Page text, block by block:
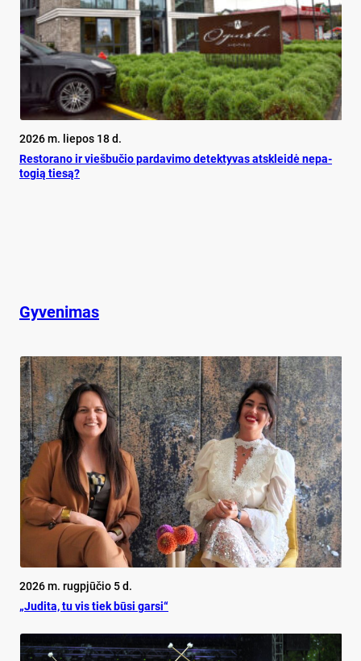
2026 m. liepos 18 d.
Res­to­ra­no ir vieš­bu­čio par­da­vi­mo de­tek­ty­vas at­sklei­dė ne­pa­
to­gią tie­są?
Gyvenimas
2026 m. rugpjūčio 5 d.
„Judita, tu vis tiek būsi garsi“